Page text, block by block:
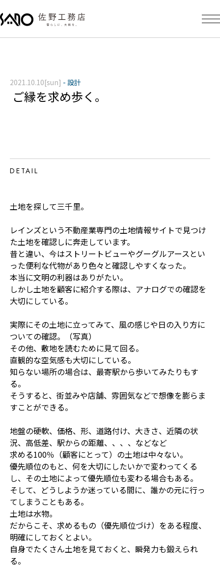
ご縁を求め歩く。
2021.10.10[sun] - 設計
DETAIL
土地を探して三千里。
レインズという不動産業専門の土地情報サイトで見つけ
た土地を確認しに奔走しています。
昔と違い、今はストリートビューやグーグルアースとい
った便利な代物があり色々と確認しやすくなった。
本当に文明の利器はありがたい。
しかし土地を顧客に紹介する際は、アナログでの確認を
大切にしている。
実際にその土地に立ってみて、風の感じや日の入り方に
ついての確認。（写真）
その他、敷地を読むために見て回る。
直観的な空気感も大切にしている。
知らない場所の場合は、最寄駅から歩いてみたりもす
る。
そうすると、街並みや店舗、雰囲気などで想像を膨らま
すことができる。
地盤の硬軟、価格、形、道路付け、大きさ、近隣の状
況、高低差、駅からの距離、、、、などなど
求める100％（顧客にとって）の土地は中々ない。
優先順位のもと、何を大切にしたいかで変わってくる
し、その土地によって優先順位も変わる場合もある。
そして、どうしようか迷っている間に、誰かの元に行っ
てしまうこともある。
土地は水物。
だからこそ、求めるもの（優先順位づけ）をある程度、
明確にしておくとよい。
自身でたくさん土地を見ておくと、瞬発力も鍛えられ
る。